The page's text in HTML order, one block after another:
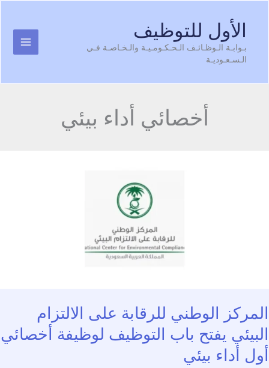
الأول للتوظيف
بـوابـة الـوظـائـف الـحـكـومـيـة والـخـاصـة فـي
الـسـعـوديـة
أخصائي أداء بيئي
الوطني للرقابة على الالتزام
يفتح باب التوظيف لوظيفة أخصائي
أداء بيئي